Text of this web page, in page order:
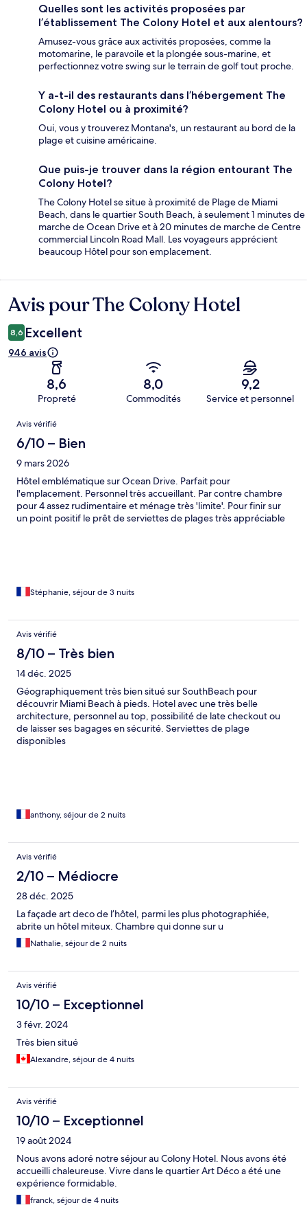
Quelles sont les activités proposées par
l’établissement The Colony Hotel et aux alentours?
Amusez-vous grâce aux activités proposées, comme la
motomarine, le paravoile et la plongée sous-marine, et
perfectionnez votre swing sur le terrain de golf tout proche.
Y a-t-il des restaurants dans l’hébergement The
Colony Hotel ou à proximité?
Oui, vous y trouverez Montana's, un restaurant au bord de la
plage et cuisine américaine.
Que puis-je trouver dans la région entourant The
Colony Hotel?
The Colony Hotel se situe à proximité de Plage de Miami
Beach, dans le quartier South Beach, à seulement 1 minutes de
marche de Ocean Drive et à 20 minutes de marche de Centre
commercial Lincoln Road Mall. Les voyageurs apprécient
beaucoup Hôtel pour son emplacement.
Avis
Avis pour The Colony Hotel
8,6 Excellent
946 avis
8,6
Propreté
8,0
Commodités
9,2
Service et personnel
Avis
Avis vérifié
6/10 – Bien
9 mars 2026
Hôtel emblématique sur Ocean Drive. Parfait pour
l'emplacement. Personnel très accueillant. Par contre chambre
pour 4 assez rudimentaire et ménage très 'limite'. Pour finir sur
un point positif le prêt de serviettes de plages très appréciable
Stéphanie, séjour de 3 nuits
Avis vérifié
8/10 – Très bien
14 déc. 2025
Géographiquement très bien situé sur SouthBeach pour
découvrir Miami Beach à pieds. Hotel avec une très belle
architecture, personnel au top, possibilité de late checkout ou
de laisser ses bagages en sécurité. Serviettes de plage
disponibles
anthony, séjour de 2 nuits
Avis vérifié
2/10 – Médiocre
28 déc. 2025
La façade art deco de l’hôtel, parmi les plus photographiée,
abrite un hôtel miteux. Chambre qui donne sur u
Nathalie, séjour de 2 nuits
Avis vérifié
10/10 – Exceptionnel
3 févr. 2024
Très bien situé
Alexandre, séjour de 4 nuits
Avis vérifié
10/10 – Exceptionnel
19 août 2024
Nous avons adoré notre séjour au Colony Hotel. Nous avons été
accueilli chaleureuse. Vivre dans le quartier Art Déco a été une
expérience formidable.
franck, séjour de 4 nuits